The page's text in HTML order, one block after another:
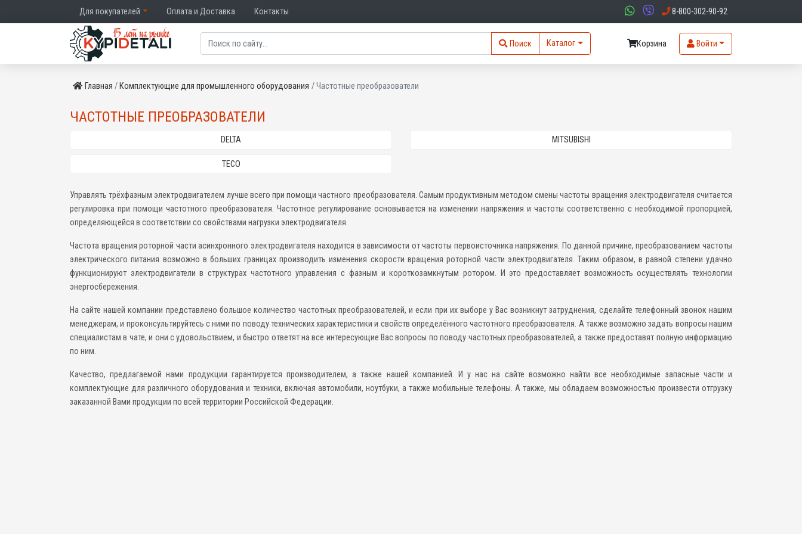
Для покупателей Оплата и Доставка Контакты 8-800-302-90-92
Поиск Каталог Корзина Войти
Главная Комплектующие для промышленного оборудования Частотные преобразователи
ЧАСТОТНЫЕ ПРЕОБРАЗОВАТЕЛИ
DELTA MITSUBISHI
TECO
Управлять трёхфазным электродвигателем лучше всего при помощи частного преобразователя. Самым продуктивным методом смены частоты вращения электродвигателя считается
регулировка при помощи частотного преобразователя. Частотное регулирование основывается на изменении напряжения и частоты соответственно с необходимой пропорцией,
определяющейся в соответствии со свойствами нагрузки электродвигателя.
Частота вращения роторной части асинхронного электродвигателя находится в зависимости от частоты первоисточника напряжения. По данной причине, преобразованием частоты
электрического питания возможно в больших границах производить изменения скорости вращения роторной части электродвигателя. Таким образом, в равной степени удачно
функционируют электродвигатели в структурах частотного управления с фазным и короткозамкнутым ротором. И это предоставляет возможность осуществлять технологии
энергосбережения.
На сайте нашей компании представлено большое количество частотных преобразователей, и если при их выборе у Вас возникнут затруднения, сделайте телефонный звонок нашим
менеджерам, и проконсультируйтесь с ними по поводу технических характеристики и свойств определённого частотного преобразователя. А также возможно задать вопросы нашим
специалистам в чате, и они с удовольствием, и быстро ответят на все интересующие Вас вопросы по поводу частотных преобразователей, а также предоставят полную информацию
по ним.
Качество, предлагаемой нами продукции гарантируется производителем, а также нашей компанией. И у нас на сайте возможно найти все необходимые запасные части и
комплектующие для различного оборудования и техники, включая автомобили, ноутбуки, а также мобильные телефоны. А также, мы обладаем возможностью произвести отгрузку
заказанной Вами продукции по всей территории Российской Федерации.